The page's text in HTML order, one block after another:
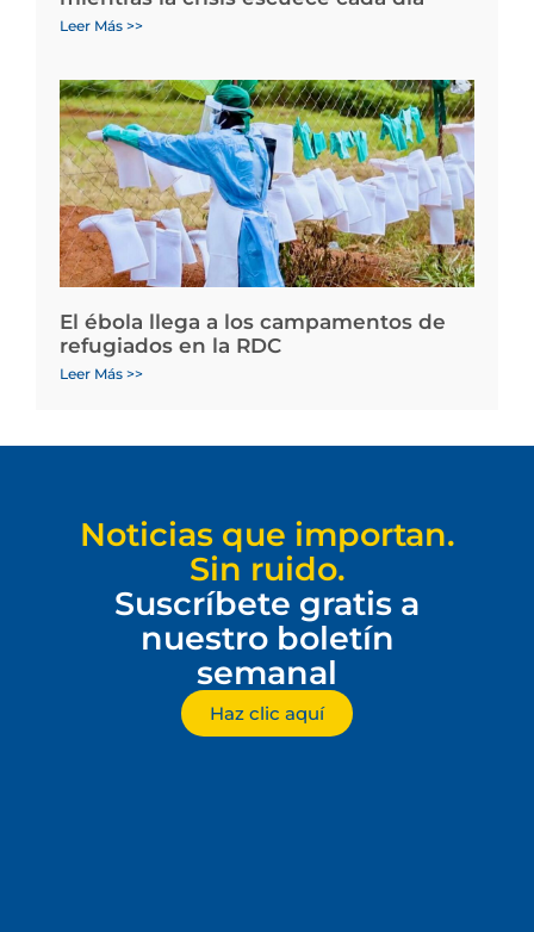
Leer Más >>
El ébola llega a los campamentos de
refugiados en la RDC
Leer Más >>
Noticias que importan.
Sin ruido.
Suscríbete gratis a
nuestro boletín
semanal
Haz clic aquí